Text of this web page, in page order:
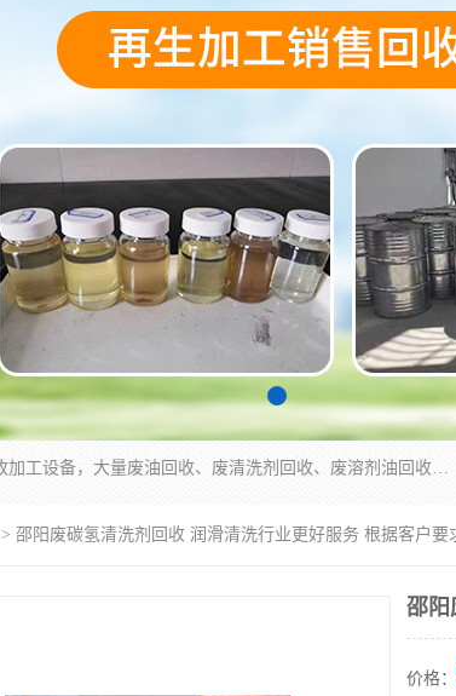
东莞市大岭山莞峰清洗剂经营部拥有的回收加工设备，大量废油回收、废清洗剂回收、废溶剂油回收、机械废油废清洗剂回收、废碳氢回收、碳氢液压油回收、碳氢二氯回收等废清洗剂处理；我们只是提供废旧化工原料的循环使用存放点，执行正规的存放，有正规的回收资质处理。同时我们公司批发零售回收级清洗剂，脱模油再生基础油，质量保证。
> 邵阳废碳氢清洗剂回收 润滑清洗行业更好服务 根据客户要
邵阳
价格：